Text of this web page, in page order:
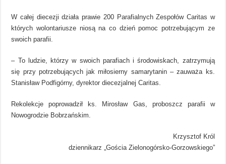
W całej diecezji działa prawie 200 Parafialnych Zespołów Caritas w
których wolontariusze niosą na co dzień pomoc potrzebującym ze
swoich parafii.
– To ludzie, którzy w swoich parafiach i środowiskach, zatrzymują
się przy potrzebujących jak miłosierny samarytanin – zauważa ks.
Stanisław Podfigórny, dyrektor diecezjalnej Caritas.
Rekolekcje poprowadził ks. Mirosław Gas, proboszcz parafii w
Nowogrodzie Bobrzańskim.
Krzysztof Król
dziennikarz „Gościa Zielonogórsko-Gorzowskiego”